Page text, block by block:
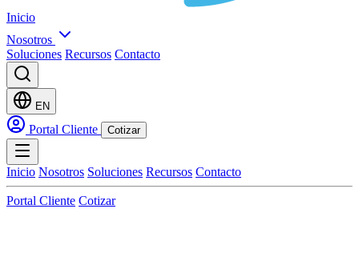
Inicio
Nosotros
Soluciones Recursos Contacto
EN
Portal Cliente Cotizar
Inicio Nosotros Soluciones Recursos Contacto
Portal Cliente Cotizar